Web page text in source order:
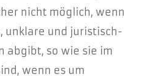
nicht möglich, wenn
unklare und juristisch-
abgibt, so wie sie im
wenn es um